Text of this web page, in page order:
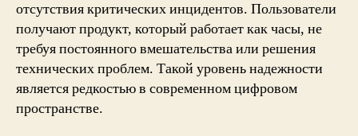
отсутствия критических инцидентов. Пользователи
получают продукт, который работает как часы, не
требуя постоянного вмешательства или решения
технических проблем. Такой уровень надежности
является редкостью в современном цифровом
пространстве.